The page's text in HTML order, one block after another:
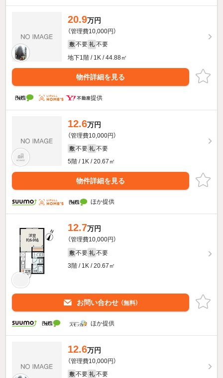
20.9万円
（管理費10,000円）
敷 不要 礼 不要
地下1階 / 1K / 44.88㎡
物件詳細を見る
提供
12.6万円
（管理費10,000円）
敷 不要 礼 不要
5階 / 1K / 20.67㎡
物件詳細を見る
ほか提供
12.7万円
（管理費10,000円）
敷 不要 礼 不要
3階 / 1K / 20.67㎡
お問い合わせ （無料）
ほか提供
12.6万円
（管理費10,000円）
敷 不要 礼 不要